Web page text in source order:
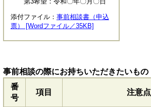
添付ファイル： 事前相談書（申込
票） [Wordファイル／35KB]
事前相談の際にお持ちいただきたいもの
番
号
項目 注意点